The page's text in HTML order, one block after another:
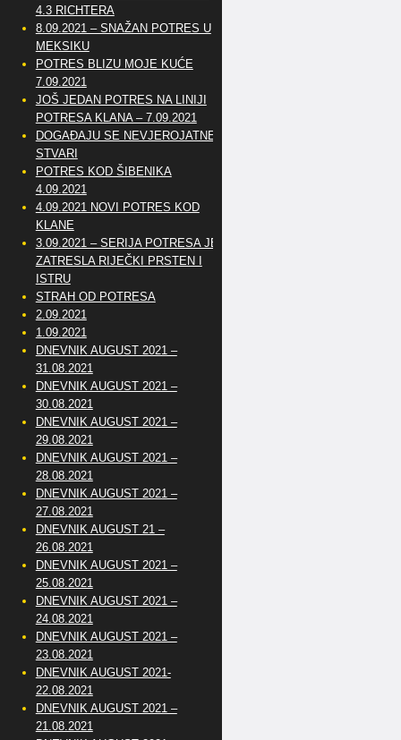
4.3 RICHTERA
8.09.2021 – SNAŽAN POTRES U
MEKSIKU
POTRES BLIZU MOJE KUĆE
7.09.2021
JOŠ JEDAN POTRES NA LINIJI
POTRESA KLANA – 7.09.2021
DOGAĐAJU SE NEVJEROJATNE
STVARI
POTRES KOD ŠIBENIKA
4.09.2021
4.09.2021 NOVI POTRES KOD
KLANE
3.09.2021 – SERIJA POTRESA JE
ZATRESLA RIJEČKI PRSTEN I
ISTRU
STRAH OD POTRESA
2.09.2021
1.09.2021
DNEVNIK AUGUST 2021 –
31.08.2021
DNEVNIK AUGUST 2021 –
30.08.2021
DNEVNIK AUGUST 2021 –
29.08.2021
DNEVNIK AUGUST 2021 –
28.08.2021
DNEVNIK AUGUST 2021 –
27.08.2021
DNEVNIK AUGUST 21 –
26.08.2021
DNEVNIK AUGUST 2021 –
25.08.2021
DNEVNIK AUGUST 2021 –
24.08.2021
DNEVNIK AUGUST 2021 –
23.08.2021
DNEVNIK AUGUST 2021-
22.08.2021
DNEVNIK AUGUST 2021 –
21.08.2021